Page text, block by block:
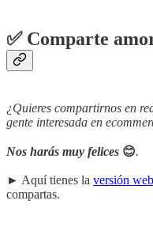
✅ Comparte
¿Quieres compartirnos en
gente interesada en
Nos harás muy felices 😊.
► Aquí tienes la versión
compartas.